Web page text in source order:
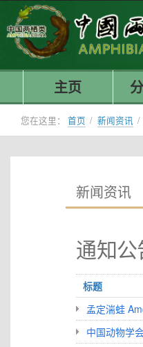
主页
您在这里： 首页 / 新闻资讯 /
新闻资讯
通知公
标题
孟定湍蛙
中国动物学